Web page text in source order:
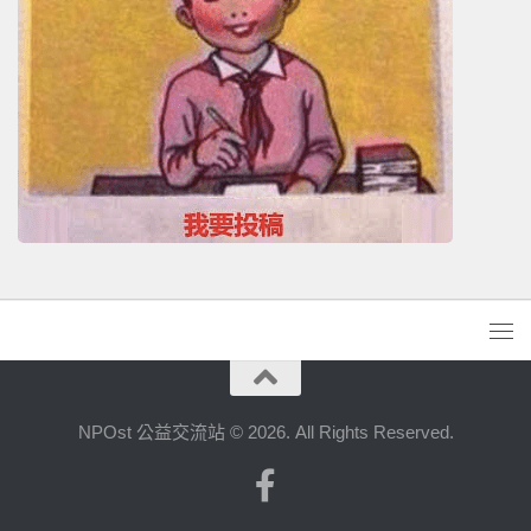
NPOst 公益交流站 © 2026. All Rights Reserved.